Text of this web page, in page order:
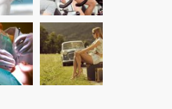
anticorpilor